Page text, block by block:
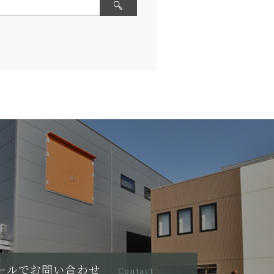
ルでお問い合わせ Contact